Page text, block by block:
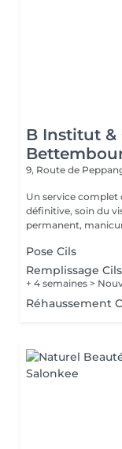
B Institut &
9, Route de
Un service complet
définitive, soin du
permanent,
Pose Cils
Remplissage Cils
+ 4 semaines >
Réhaussement